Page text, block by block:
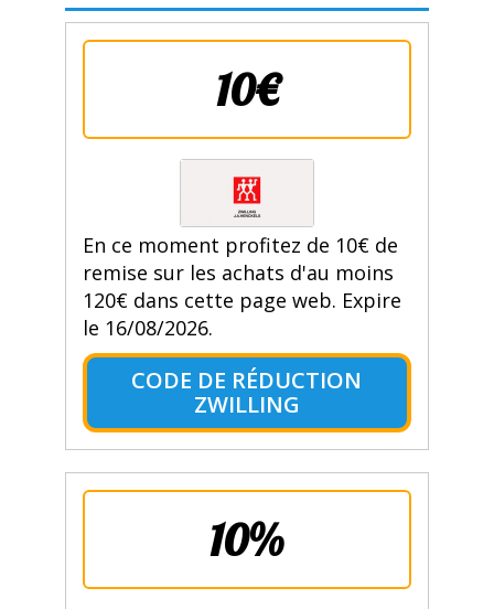
10€
En ce moment profitez de 10€ de
remise sur les achats d'au moins
120€ dans cette page web. Expire
le 16/08/2026.
CODE DE RÉDUCTION
ZWILLING
10%